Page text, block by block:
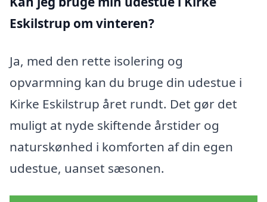
Eskilstrup om vinteren?
Ja, med den rette isolering og
opvarmning kan du bruge din udestue i
Kirke Eskilstrup året rundt. Det gør det
muligt at nyde skiftende årstider og
naturskønhed i komforten af din egen
udestue, uanset sæsonen.